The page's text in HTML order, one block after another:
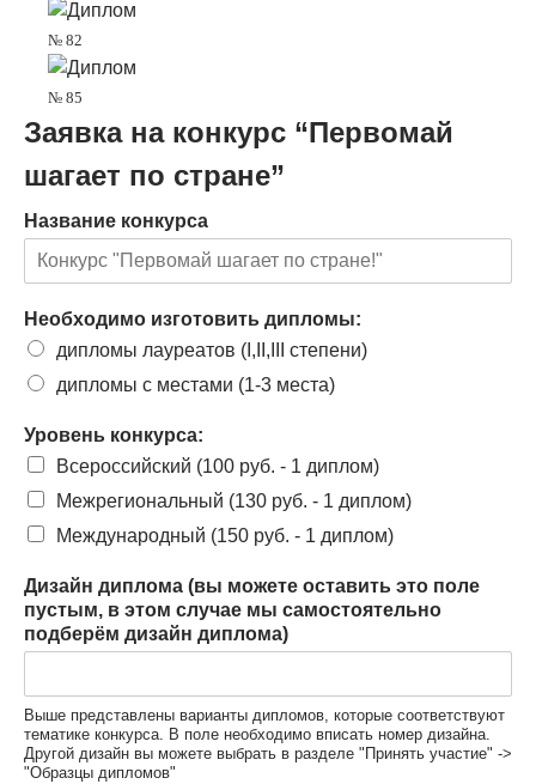
№ 82
№ 85
Заявка на конкурс “Первомай
шагает по стране”
Название конкурса
Необходимо изготовить дипломы:
дипломы лауреатов (I,II,III степени)
дипломы с местами (1-3 места)
Уровень конкурса:
Всероссийский (100 руб. - 1 диплом)
Межрегиональный (130 руб. - 1 диплом)
Международный (150 руб. - 1 диплом)
Дизайн диплома (вы можете оставить это поле
пустым, в этом случае мы самостоятельно
подберём дизайн диплома)
Выше представлены варианты дипломов, которые соответствуют
тематике конкурса. В поле необходимо вписать номер дизайна.
Другой дизайн вы можете выбрать в разделе "Принять участие" ->
"Образцы дипломов"